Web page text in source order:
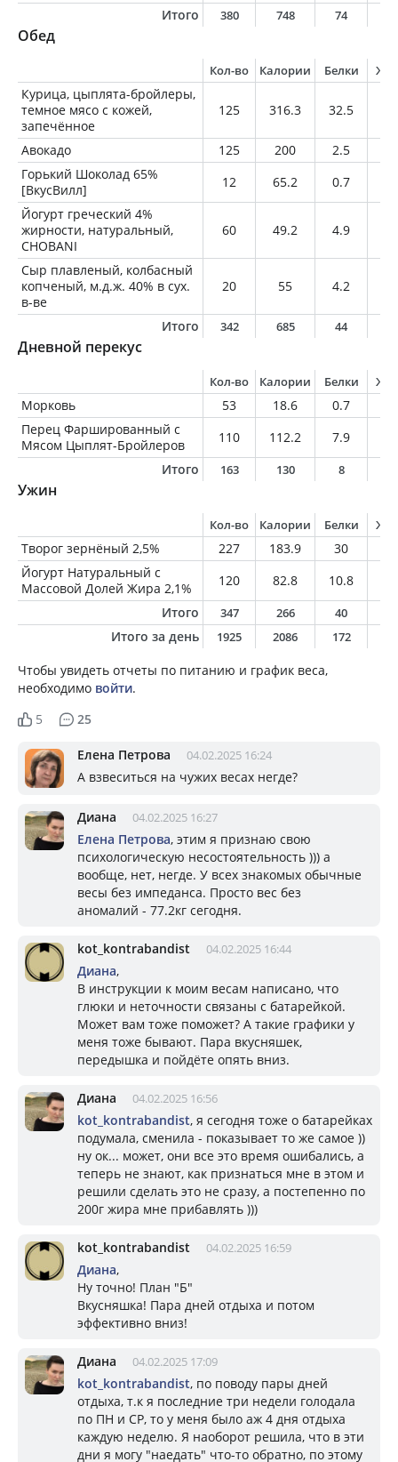
Итого 380 748 74
Обед
Кол-во Калории Белки
Курица, цыплята-бройлеры,
темное мясо с кожей,
запечённое
125 316.3 32.5
Авокадо 125 200 2.5
Горький Шоколад 65%
[ВкусВилл]
12 65.2 0.7
Йогурт греческий 4%
жирности, натуральный,
CHOBANI
60 49.2 4.9
Сыр плавленый, колбасный
копченый, м.д.ж. 40% в сух.
в-ве
20 55 4.2
Итого 342 685 44
Дневной перекус
Кол-во Калории Белки
Морковь 53 18.6 0.7
Перец Фаршированный с
Мясом Цыплят-Бройлеров
110 112.2 7.9
Итого
163 130 8
Ужин
Кол-во Калории Белки
Творог зернёный 2,5% 227 183.9 30
Йогурт Натуральный с
Массовой Долей Жира 2,1%
120 82.8 10.8
Итого
347 266 40
Итого за день 1925 2086 172
Чтобы увидеть отчеты по питанию и график веса,
необходимо войти.
5
25
Елена Петрова 04.02.2025 16:24
А взвеситься на чужих весах негде?
Диана 04.02.2025 16:27
Елена Петрова, этим я признаю свою
психологическую несостоятельность ))) а
вообще, нет, негде. У всех знакомых обычные
весы без импеданса. Просто вес без
аномалий - 77.2кг сегодня.
kot_kontrabandist 04.02.2025 16:44
Диана,
В инструкции к моим весам написано, что
глюки и неточности связаны с батарейкой.
Может вам тоже поможет? А такие графики у
меня тоже бывают. Пара вкусняшек,
передышка и пойдёте опять вниз.
Диана 04.02.2025 16:56
kot_kontrabandist, я сегодня тоже о батарейках
подумала, сменила - показывает то же самое ))
ну ок... может, они все это время ошибались, а
теперь не знают, как признаться мне в этом и
решили сделать это не сразу, а постепенно по
200г жира мне прибавлять )))
kot_kontrabandist 04.02.2025 16:59
Диана,
Ну точно! План "Б"
Вкусняшка! Пара дней отдыха и потом
эффективно вниз!
Диана 04.02.2025 17:09
kot_kontrabandist, по поводу пары дней
отдыха, т.к я последние три недели голодала
по ПН и СР, то у меня было аж 4 дня отдыха
каждую неделю. Я наоборот решила, что в эти
дни я могу "наедать" что-то обратно, по этому